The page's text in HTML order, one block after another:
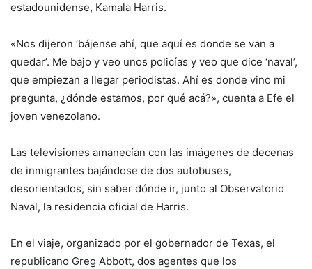
estadounidense, Kamala Harris.
«Nos dijeron ‘bájense ahí, que aquí es donde se van a
quedar’. Me bajo y veo unos policías y veo que dice ‘naval’,
que empiezan a llegar periodistas. Ahí es donde vino mi
pregunta, ¿dónde estamos, por qué acá?», cuenta a Efe el
joven venezolano.
Las televisiones amanecían con las imágenes de decenas
de inmigrantes bajándose de dos autobuses,
desorientados, sin saber dónde ir, junto al Observatorio
Naval, la residencia oficial de Harris.
En el viaje, organizado por el gobernador de Texas, el
republicano Greg Abbott, dos agentes que los